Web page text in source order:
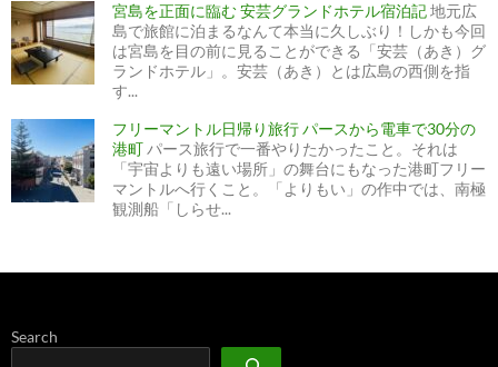
宮島を正面に臨む 安芸グランドホテル宿泊記地元広
島で旅館に泊まるなんて本当に久しぶり！しかも今回
は宮島を目の前に見ることができる「安芸（あき）グ
ランドホテル」。安芸（あき）とは広島の西側を指
す...
フリーマントル日帰り旅行 パースから電車で30分の
港町 パース旅行で一番やりたかったこと。それは
「宇宙よりも遠い場所」の舞台にもなった港町フリー
マントルへ行くこと。「よりもい」の作中では、南極
観測船「しらせ...
Search